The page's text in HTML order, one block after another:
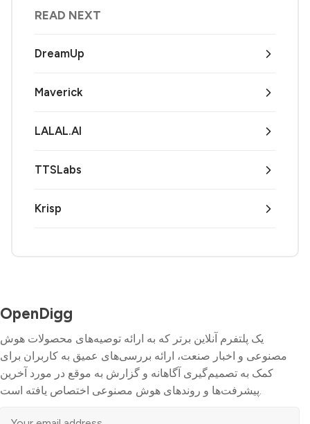
READ NEXT
DreamUp
Maverick
LALAL.AI
TTSLabs
Krisp
OpenDigg
یک پلتفرم آنلاین برتر که به ارائه توصیه‌های محصولات هوش
مصنوعی و اخبار صنعت، ارائه بررسی‌های عمیق به کاربران برای
کمک به تصمیم‌گیری آگاهانه و گزارش به موقع در مورد آخرین
پیشرفت‌ها و روندهای هوش مصنوعی اختصاص یافته است.